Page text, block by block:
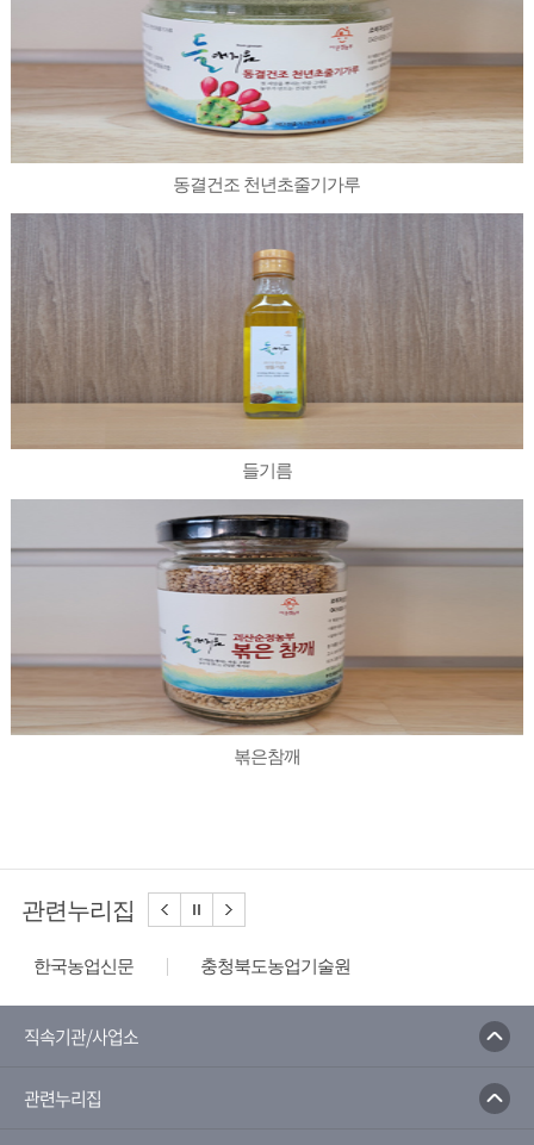
동결건조 천년초줄기가루
들기름
볶은참깨
관련누리집
농업신문
충청북도농업기술원
농수산식품유통공사
진흥청 전자민원 포털서비스
직속기관/사업소
관련누리집